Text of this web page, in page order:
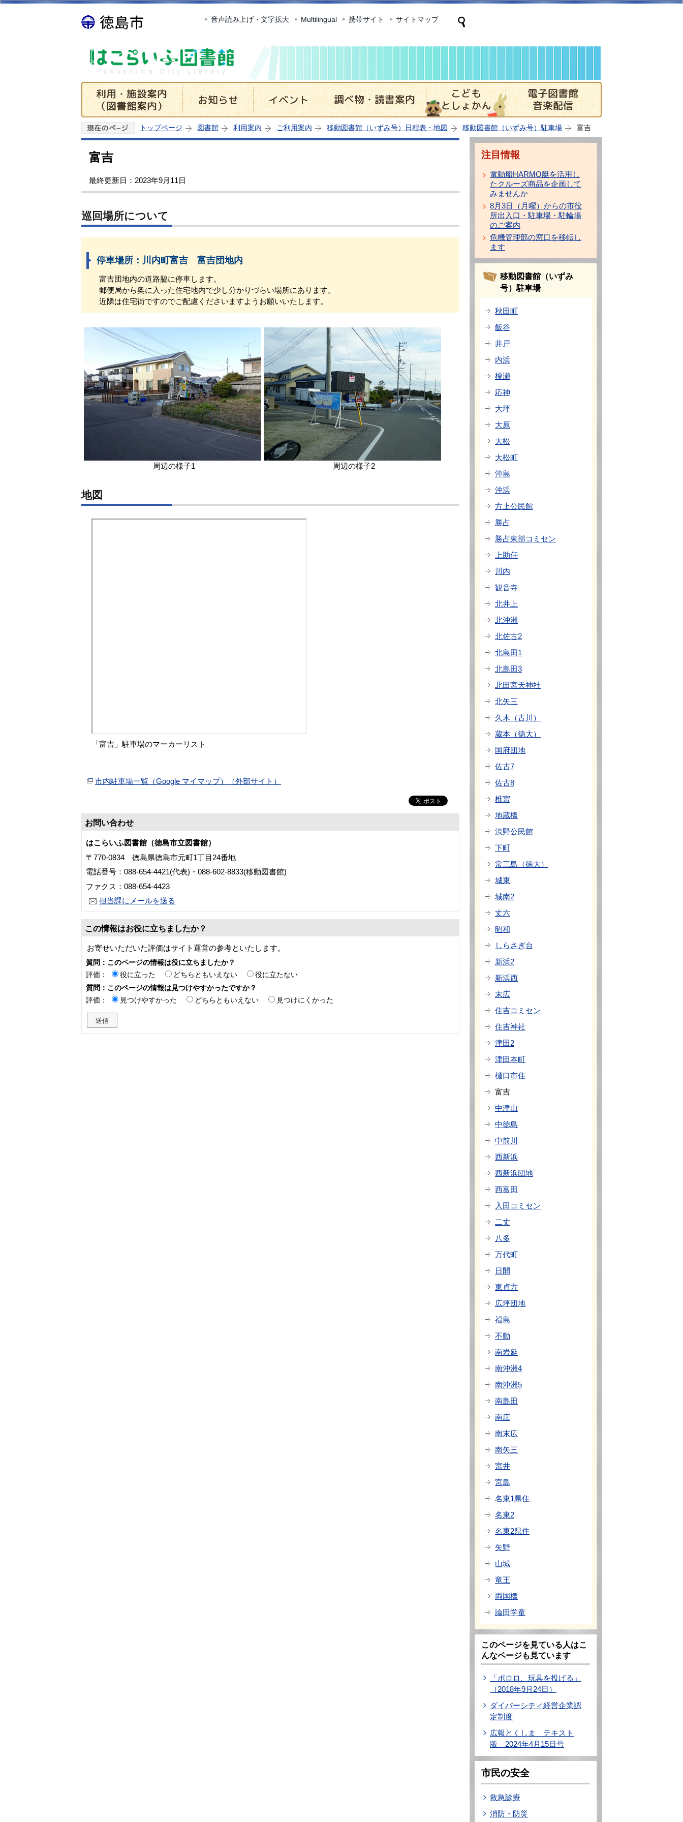
このページの本文へ移動
音声読み上げ・文字拡大 Multilingual 携帯サイト サイトマップ
トップページ 図書館 利用案内 ご利用案内 移動図書館（いずみ号）日程表・地図 移動図書館（いずみ号）駐車場 富吉
富吉
最終更新日：2023年9月11日
巡回場所について
停車場所：川内町富吉 富吉団地内
富吉団地内の道路脇に停車します。
郵便局から奥に入った住宅地内で少し分かりづらい場所にあります。
近隣は住宅街ですのでご配慮くださいますようお願いいたします。
周辺の様子1 周辺の様子2
地図
「富吉」駐車場のマーカーリスト
市内駐車場一覧（Google マイマップ）（外部サイト）
お問い合わせ
はこらいふ図書館（徳島市立図書館）
〒770-0834 徳島県徳島市元町1丁目24番地
電話番号：088-654-4421(代表)・088-602-8833(移動図書館)
ファクス：088-654-4423
担当課にメールを送る
この情報はお役に立ちましたか？
お寄せいただいた評価はサイト運営の参考といたします。
質問：このページの情報は役に立ちましたか？
評価：
役に立った どちらともいえない
役に立たない
質問：このページの情報は見つけやすかったですか？
評価：
見つけやすかった どちらともいえない 見つけにくかった
注目情報
電動船HARMO艇を活用し
たクルーズ商品を企画して
みませんか
8月3日（月曜）からの市役
所出入口・駐車場・駐輪場
のご案内
危機管理部の窓口を移転し
ます
移動図書館（いずみ
号）駐車場
秋田町
飯谷
井戸
内浜
榎瀬
応神
大坪
大原
大松
大松町
沖島
沖浜
方上公民館
勝占
勝占東部コミセン
上助任
川内
観音寺
北井上
北沖洲
北佐古2
北島田1
北島田3
北田宮天神社
北矢三
久木（古川）
蔵本（徳大）
国府団地
佐古7
佐古8
椎宮
地蔵橋
渋野公民館
下町
常三島（徳大）
城東
城南2
丈六
昭和
しらさぎ台
新浜2
新浜西
末広
住吉コミセン
住吉神社
津田2
津田本町
樋口市住
富吉
中津山
中徳島
中前川
西新浜
西新浜団地
西富田
入田コミセン
二丈
八多
万代町
日開
東貞方
広坪団地
福島
不動
南岩延
南沖洲4
南沖洲5
南島田
南庄
南末広
南矢三
宮井
宮島
名東1県住
名東2
名東2県住
矢野
山城
竜王
両国橋
論田学童
このページを見ている人はこ
んなページも見ています
「ポロロ、玩具を投げる」
（2018年9月24日）
ダイバーシティ経営企業認
定制度
広報とくしま テキスト
版 2024年4月15日号
市民の安全
救急診療
消防・防災